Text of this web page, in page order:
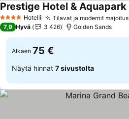
4 Tähtiluokitus
Hotelli Tilavat ja modernit
Prestige Hotel & Aquapark
7,9 Hyvä 3 426 Golden Sands
Alkaen 75 €
Näytä hinnat 7 sivustolta